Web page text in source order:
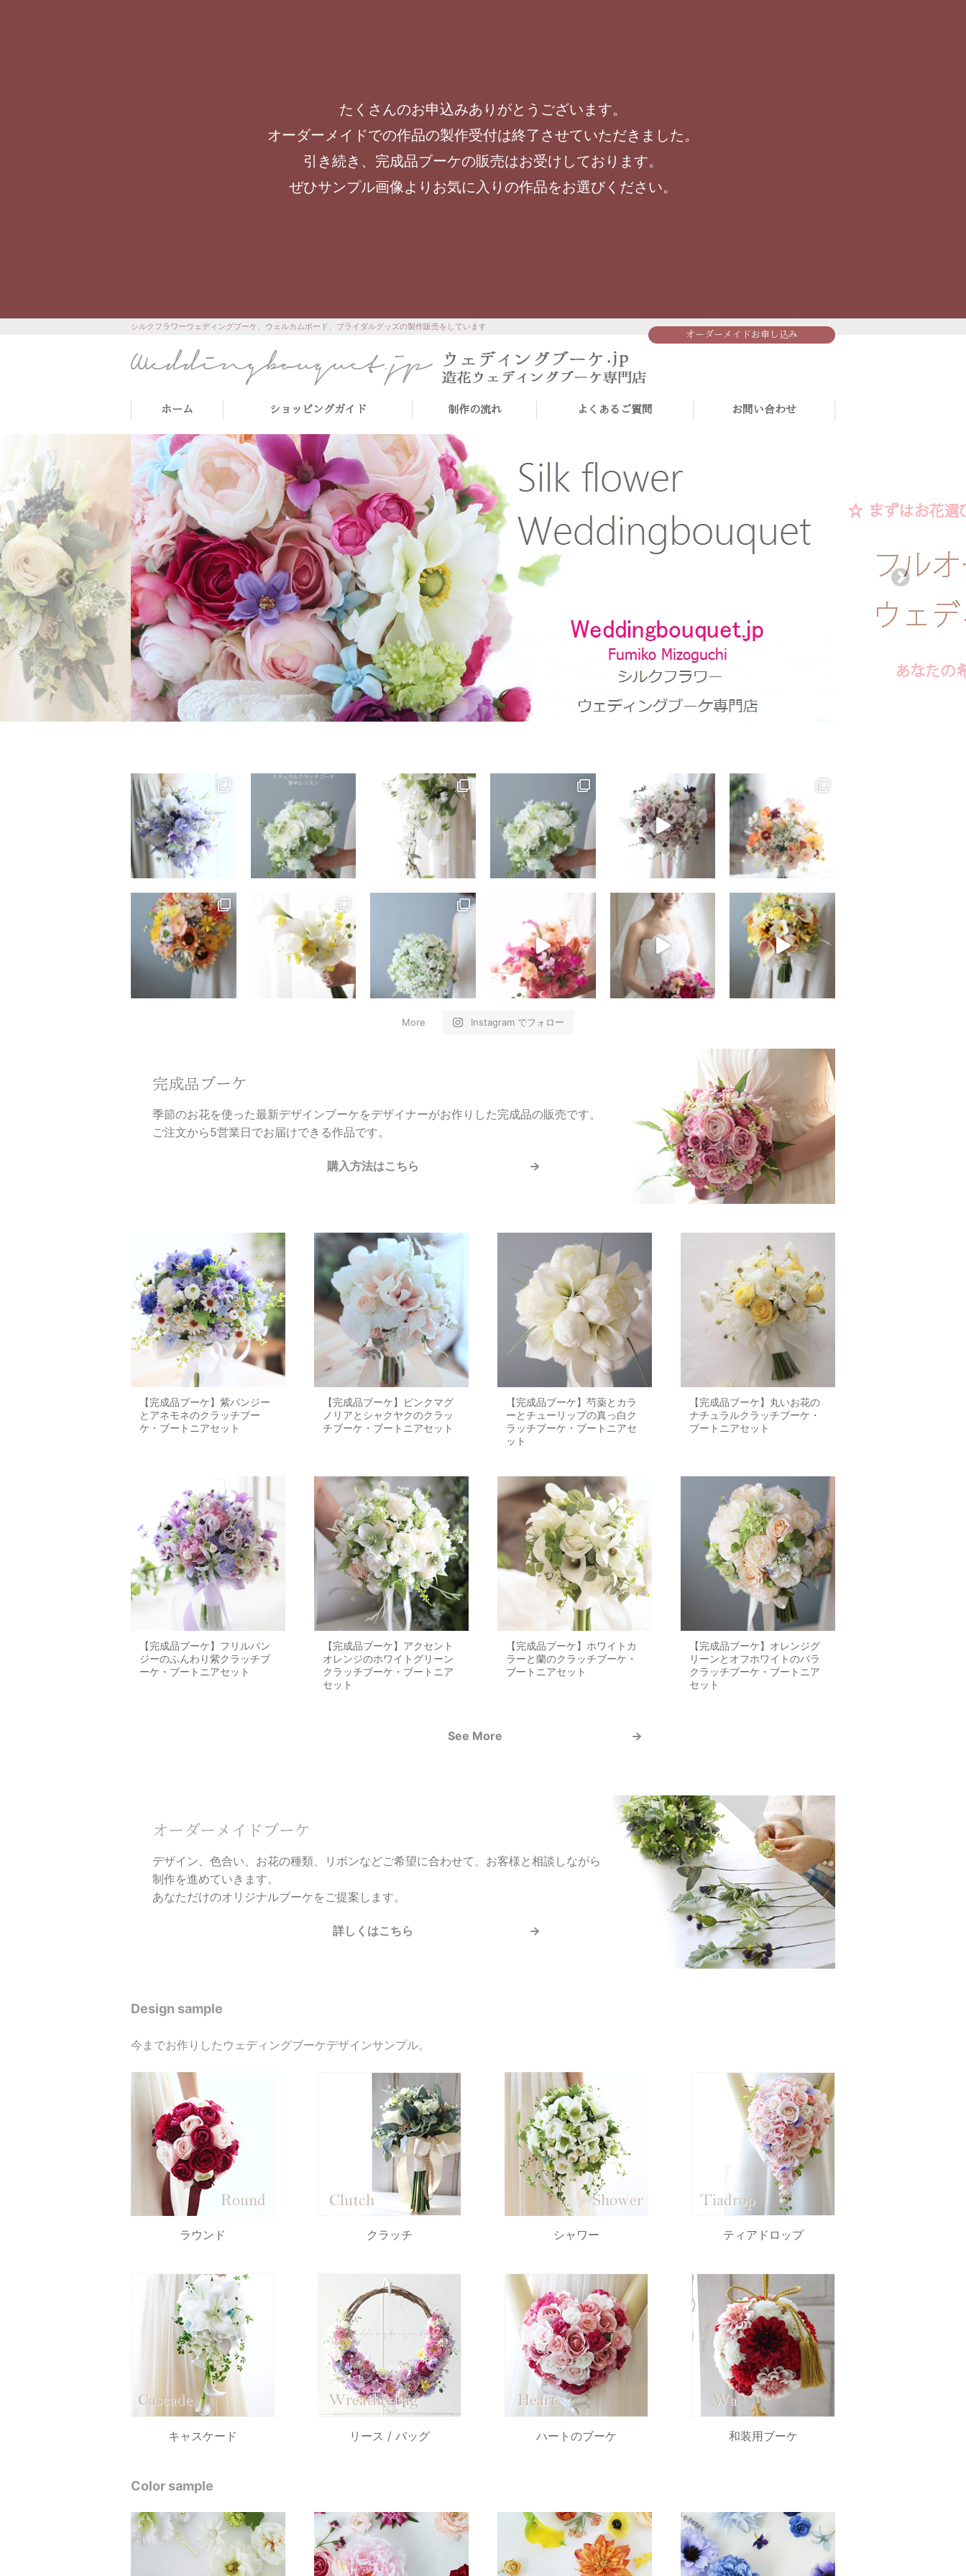
たくさんのお申込みありがとうございます。
オーダーメイドでの作品の製作受付は終了させていただきました。
引き続き、完成品ブーケの販売はお受けしております。
ぜひサンプル画像よりお気に入りの作品をお選びください。
シルクフラワーウェディングブーケ、ウェルカムボード、ブライダルグッズの製作販売をしています
ホーム ショッピングガイド 制作の流れ よくあるご質問 お問い合わせ
オーダーメイドお申し込み
More Instagram でフォロー
完成品ブーケ
季節のお花を使った最新デザインブーケをデザイナーがお作りした完成品の販売です。
ご注文から5営業日でお届けできる作品です。
購入方法はこちら
【完成品ブーケ】紫パンジー
とアネモネのクラッチブー
ケ・ブートニアセット
【完成品ブーケ】ピンクマグ
ノリアとシャクヤクのクラッ
チブーケ・ブートニアセット
【完成品ブーケ】芍薬とカラ
ーとチューリップの真っ白ク
ラッチブーケ・ブートニアセ
ット
【完成品ブーケ】丸いお花の
ナチュラルクラッチブーケ・
ブートニアセット
【完成品ブーケ】フリルパン
ジーのふんわり紫クラッチブ
ーケ・ブートニアセット
【完成品ブーケ】アクセント
オレンジのホワイトグリーン
クラッチブーケ・ブートニア
セット
【完成品ブーケ】ホワイトカ
ラーと蘭のクラッチブーケ・
ブートニアセット
【完成品ブーケ】オレンジグ
リーンとオフホワイトのバラ
クラッチブーケ・ブートニア
セット
See More
オーダーメイドブーケ
デザイン、色合い、お花の種類、リボンなどご希望に合わせて、お客様と相談しながら
制作を進めていきます。
あなただけのオリジナルブーケをご提案します。
詳しくはこちら
Design sample
今までお作りしたウェディングブーケデザインサンプル。
ラウンド クラッチ シャワー ティアドロップ
キャスケード リース / バッグ ハートのブーケ 和装用ブーケ
Color sample